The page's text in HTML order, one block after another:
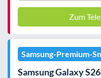
Zum
Samsung-Premium-
Samsung Galaxy